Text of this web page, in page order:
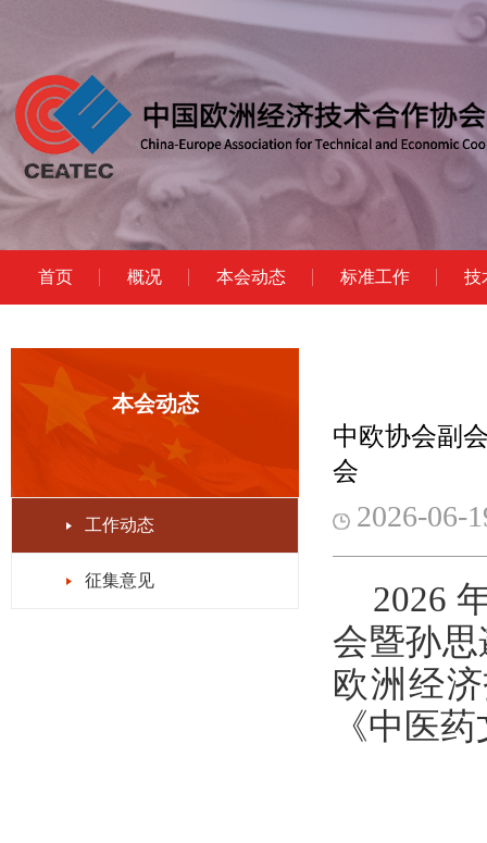
首页 概况 本会动态 标准工作 技
本会动态
工作动态
征集意见
中欧协会副
会
2026-06-
2026
会暨孙
欧洲经
《中医